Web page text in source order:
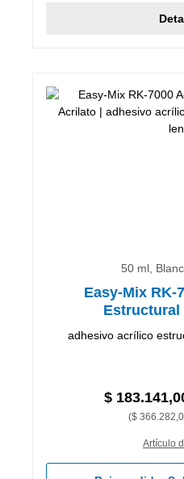
50 ml,
Easy-Mix RK-
Estructural
adhesivo acrílico
$
($
Artículo